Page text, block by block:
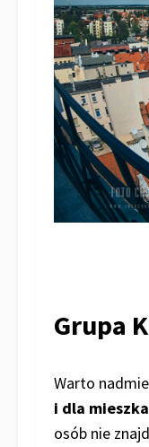
Grupa
Warto
i dla
osób nie